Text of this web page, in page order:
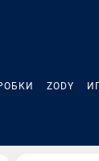
ZODY